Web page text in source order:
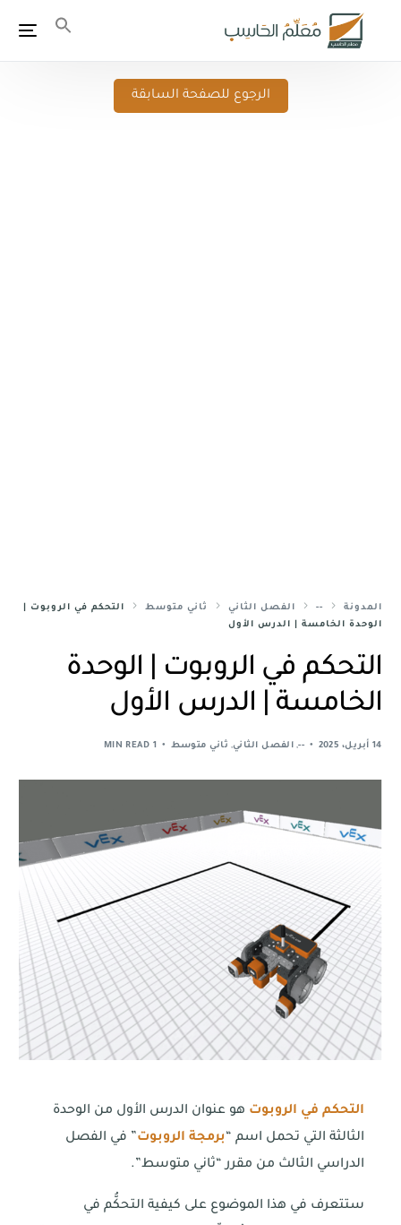
الرجوع للصفحة السابقة
المدونة -- الفصل الثاني ثاني متوسط
التحكم في الروبوت |
الوحدة الخامسة | الدرس الأول
التحكم في الروبوت | الوحدة
الخامسة | الدرس الأول
14 أبريل، 2025 --
, الفصل الثاني, ثاني متوسط 1 MIN READ
التحكم في الروبوت هو عنوان الدرس الأول من الوحدة
الثالثة التي تحمل اسم “برمجة الروبوت” في الفصل
الدراسي الثالث من مقرر “ثاني متوسط”.
ستتعرف في هذا الموضوع على كيفية التحكُّم في